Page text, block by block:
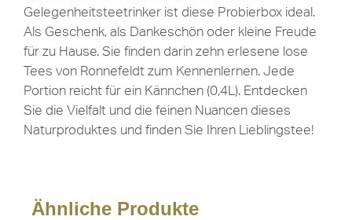
Gelegenheitsteetrinker ist diese Probierbox ideal.
Als Geschenk, als Dankeschön oder kleine Freude
für zu Hause. Sie finden darin zehn erlesene lose
Tees von Ronnefeldt zum Kennenlernen. Jede
Portion reicht für ein Kännchen (0,4L). Entdecken
Sie die Vielfalt und die feinen Nuancen dieses
Naturproduktes und finden Sie Ihren Lieblingstee!
Ähnliche Produkte